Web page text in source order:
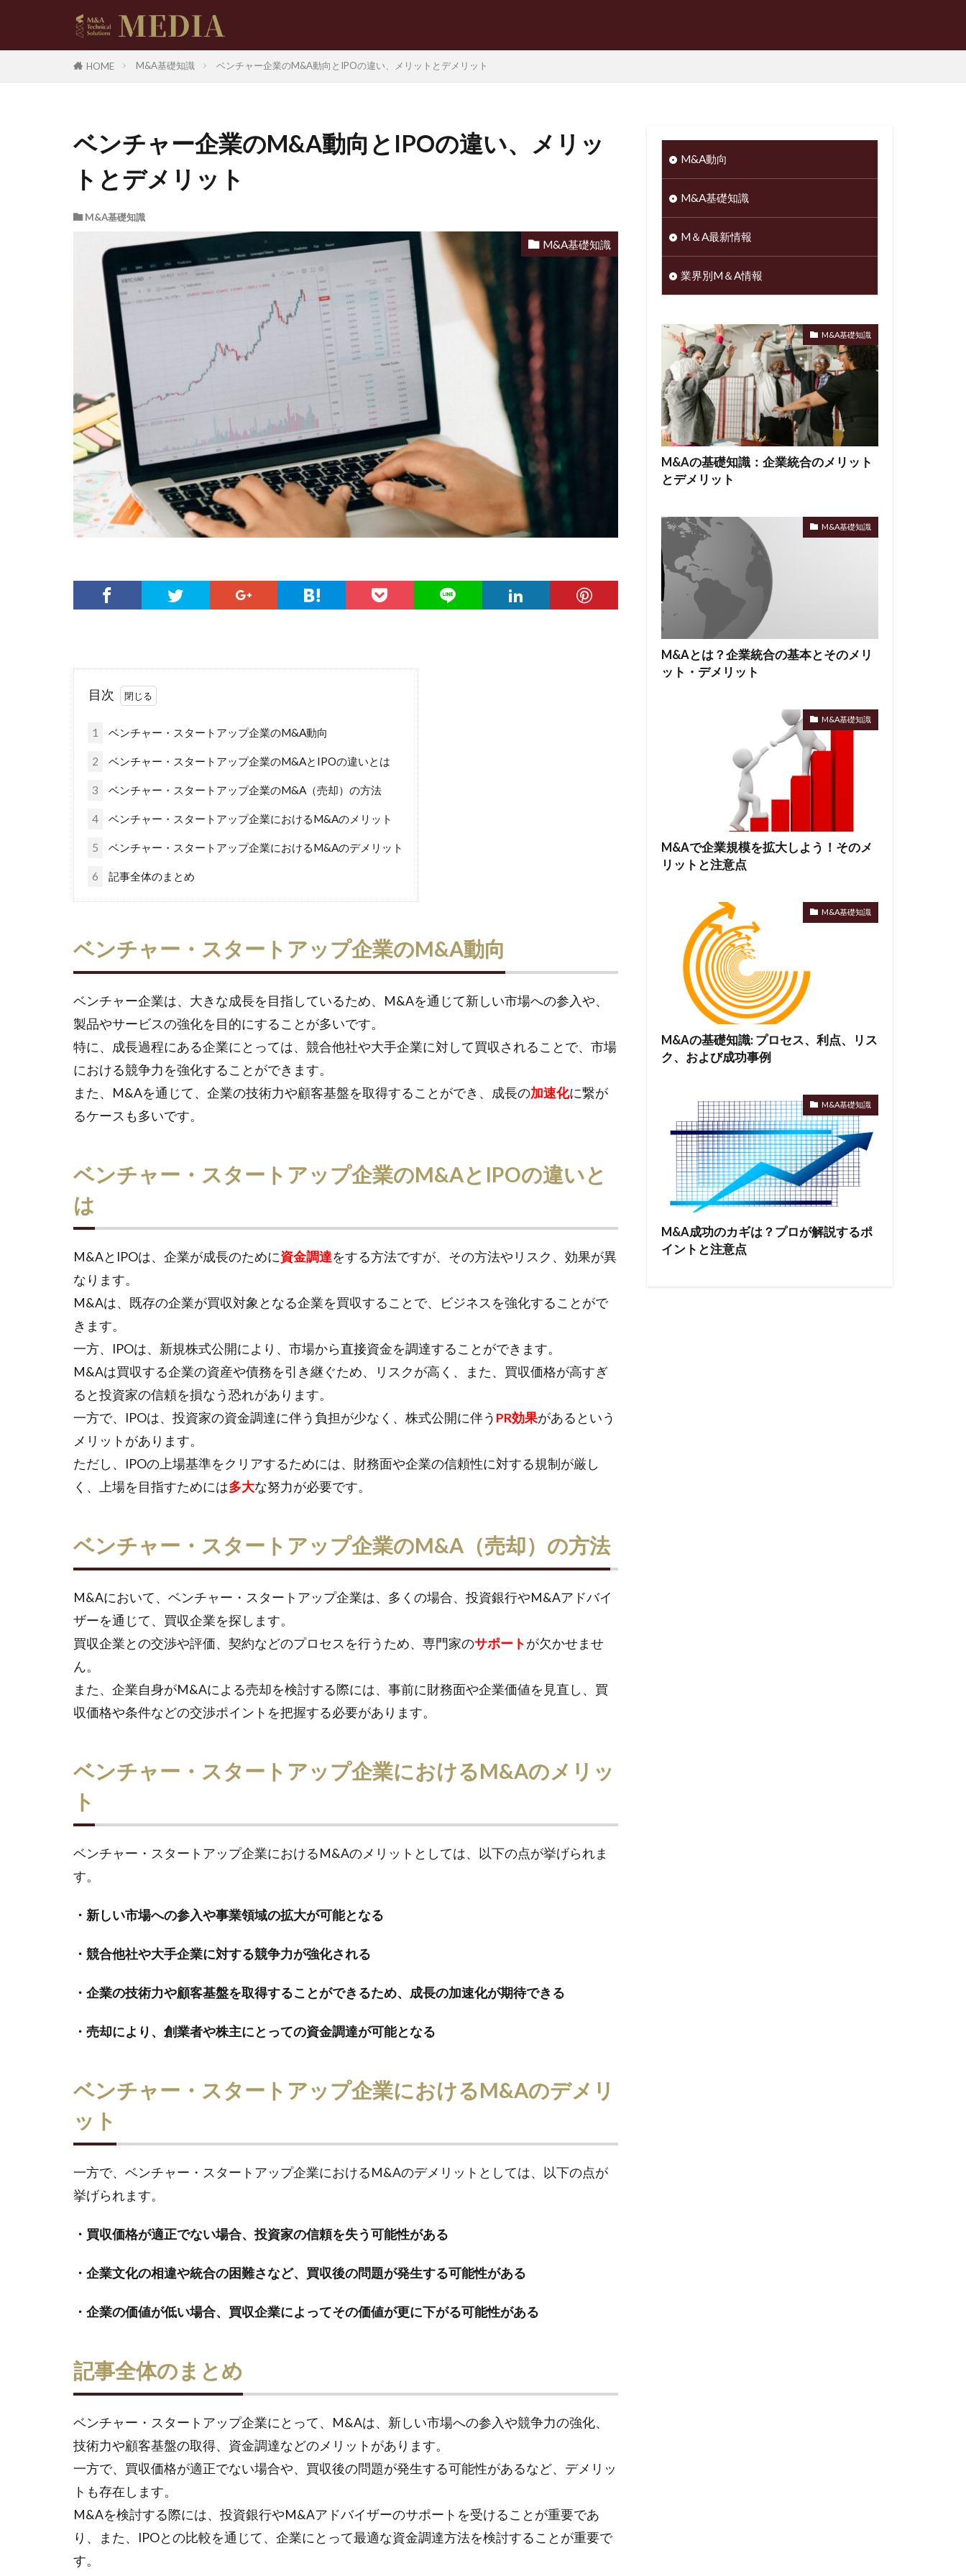
HOME M&A基礎知識 ベンチャー企業のM&A動向とIPOの違い、メリットとデメリット
ベンチャー企業のM&A動向とIPOの違い、メリッ
トとデメリット
M&A基礎知識
M&A基礎知識
目次
1 ベンチャー・スタートアップ企業のM&A動向
2 ベンチャー・スタートアップ企業のM&AとIPOの違いとは
3 ベンチャー・スタートアップ企業のM&A（売却）の方法
4 ベンチャー・スタートアップ企業におけるM&Aのメリット
5 ベンチャー・スタートアップ企業におけるM&Aのデメリット
6 記事全体のまとめ
ベンチャー・スタートアップ企業のM&A動向
ベンチャー企業は、大きな成長を目指しているため、M&Aを通じて新しい市場への参入や、
製品やサービスの強化を目的にすることが多いです。
特に、成長過程にある企業にとっては、競合他社や大手企業に対して買収されることで、市場
における競争力を強化することができます。
また、M&Aを通じて、企業の技術力や顧客基盤を取得することができ、成長の加速化に繋が
るケースも多いです。
ベンチャー・スタートアップ企業のM&AとIPOの違いと
は
M&AとIPOは、企業が成長のために資金調達をする方法ですが、その方法やリスク、効果が異
なります。
M&Aは、既存の企業が買収対象となる企業を買収することで、ビジネスを強化することがで
きます。
一方、IPOは、新規株式公開により、市場から直接資金を調達することができます。
M&Aは買収する企業の資産や債務を引き継ぐため、リスクが高く、また、買収価格が高すぎ
ると投資家の信頼を損なう恐れがあります。
一方で、IPOは、投資家の資金調達に伴う負担が少なく、株式公開に伴う PR効果があるという
メリットがあります。
ただし、IPOの上場基準をクリアするためには、財務面や企業の信頼性に対する規制が厳し
く、上場を目指すためには多大な努力が必要です。
ベンチャー・スタートアップ企業のM&A（売却）の方法
M&Aにおいて、ベンチャー・スタートアップ企業は、多くの場合、投資銀行やM&Aアドバイ
ザーを通じて、買収企業を探します。
買収企業との交渉や評価、契約などのプロセスを行うため、専門家のサポートが欠かせませ
ん。
また、企業自身がM&Aによる売却を検討する際には、事前に財務面や企業価値を見直し、買
収価格や条件などの交渉ポイントを把握する必要があります。
ベンチャー・スタートアップ企業におけるM&Aのメリッ
ト
ベンチャー・スタートアップ企業におけるM&Aのメリットとしては、以下の点が挙げられま
す。
・新しい市場への参入や事業領域の拡大が可能となる
・競合他社や大手企業に対する競争力が強化される
・企業の技術力や顧客基盤を取得することができるため、成長の加速化が期待できる
・売却により、創業者や株主にとっての資金調達が可能となる
ベンチャー・スタートアップ企業におけるM&Aのデメリ
ット
一方で、ベンチャー・スタートアップ企業におけるM&Aのデメリットとしては、以下の点が
挙げられます。
・買収価格が適正でない場合、投資家の信頼を失う可能性がある
・企業文化の相違や統合の困難さなど、買収後の問題が発生する可能性がある
・企業の価値が低い場合、買収企業によってその価値が更に下がる可能性がある
記事全体のまとめ
ベンチャー・スタートアップ企業にとって、M&Aは、新しい市場への参入や競争力の強化、
技術力や顧客基盤の取得、資金調達などのメリットがあります。
一方で、買収価格が適正でない場合や、買収後の問題が発生する可能性があるなど、デメリッ
トも存在します。
M&Aを検討する際には、投資銀行やM&Aアドバイザーのサポートを受けることが重要であ
り、また、IPOとの比較を通じて、企業にとって最適な資金調達方法を検討することが重要で
す。
M&A動向
M&A基礎知識
M＆A最新情報
業界別M＆A情報
M&A基礎知識
M&Aの基礎知識：企業統合のメリット
とデメリット
M&A基礎知識
M&Aとは？企業統合の基本とそのメリ
ット・デメリット
M&A基礎知識
M&Aで企業規模を拡大しよう！そのメ
リットと注意点
M&A基礎知識
M&Aの基礎知識: プロセス、利点、リス
ク、および成功事例
M&A基礎知識
M&A成功のカギは？プロが解説するポ
イントと注意点